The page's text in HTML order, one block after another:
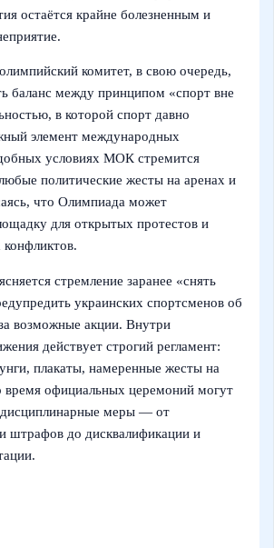
остаётся крайне болезненным и
комитет, в свою очередь,
баланс между принципом «спорт вне
в которой спорт давно
элемент международных
условиях МОК стремится
политические жесты на аренах и
что Олимпиада может
для открытых протестов и
стремление заранее «снять
украинских спортсменов об
возможные акции. Внутри
действует строгий регламент:
плакаты, намеренные жесты на
время официальных церемоний могут
дисциплинарные меры — от
штрафов до дисквалификации и